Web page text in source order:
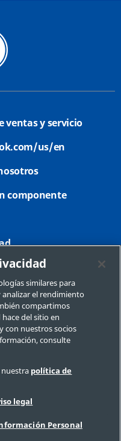
ventas y servicio
us/en
componente
cookies
Personal
los derechos reservados.
similares para
el rendimiento
compartimos
del sitio en
con nuestros socios
consulte
política de
legal
Personal